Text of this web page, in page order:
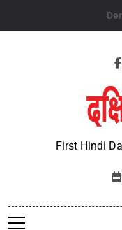
First Hindi